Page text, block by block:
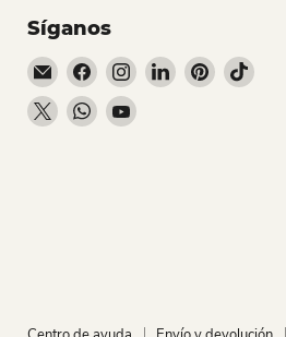
Síganos
Encuéntrenos en Correo
Encuéntrenos en Facebook
Encuéntrenos en
Encuéntrenos
Encuéntrenos en X
Encuéntrenos en
Encuéntrenos en